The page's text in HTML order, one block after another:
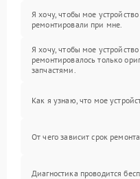
Я хочу, чтобы мое устройство
ремонтировали при мне.
Я хочу, чтобы мое устройство
ремонтировалось только
запчастями.
Как я узнаю, что мое
От чего зависит срок
Диагностика проводится